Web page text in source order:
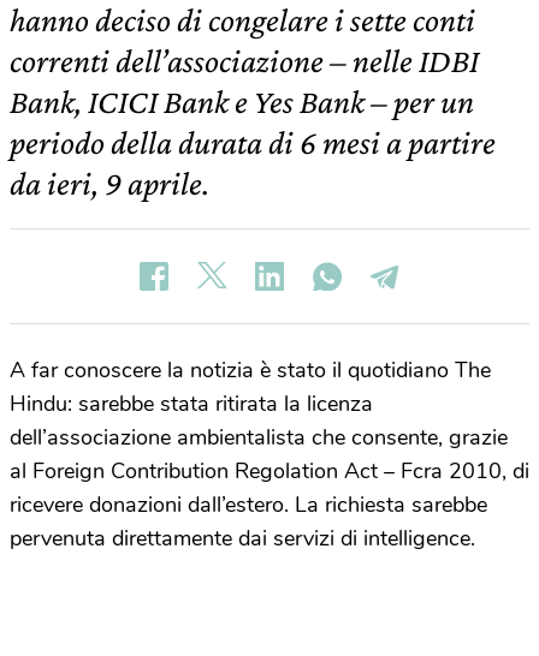
hanno deciso di congelare i sette conti
correnti dell’associazione – nelle IDBI
Bank, ICICI Bank e Yes Bank – per un
periodo della durata di 6 mesi a partire
da ieri, 9 aprile.
A far conoscere la notizia è stato il quotidiano The
Hindu: sarebbe stata ritirata la licenza
dell’associazione ambientalista che consente, grazie
al Foreign Contribution Regolation Act – Fcra 2010, di
ricevere donazioni dall’estero. La richiesta sarebbe
pervenuta direttamente dai servizi di intelligence.